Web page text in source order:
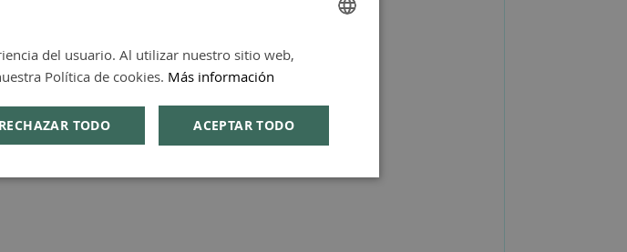
del usuario. Al utilizar nuestro sitio web,
Política de cookies. Más información
ACEPTAR TODO
RECHAZAR TODO